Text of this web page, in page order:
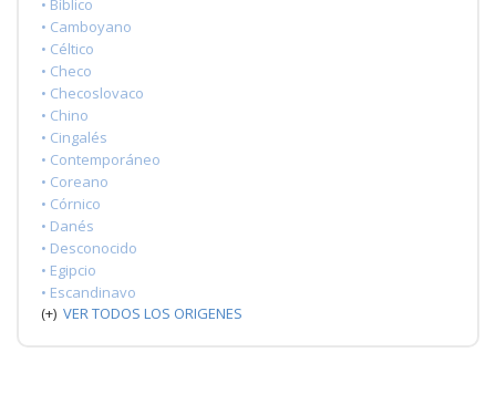
• Bíblico
• Camboyano
• Céltico
• Checo
• Checoslovaco
• Chino
• Cingalés
• Contemporáneo
• Coreano
• Córnico
• Danés
• Desconocido
• Egipcio
• Escandinavo
(+) VER TODOS LOS ORIGENES